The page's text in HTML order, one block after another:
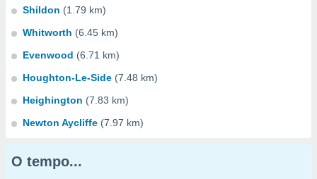
Shildon (1.79 km)
Whitworth (6.45 km)
Evenwood (6.71 km)
Houghton-Le-Side (7.48 km)
Heighington (7.83 km)
Newton Aycliffe (7.97 km)
O tempo...